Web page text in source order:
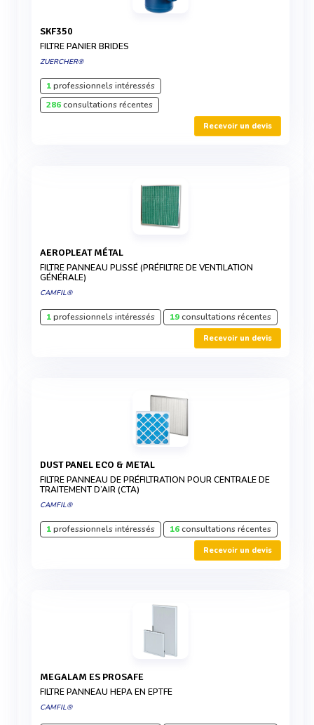
SKF350
FILTRE PANIER BRIDES
ZUERCHER®
1professionnels intéressés
286consultations récentes
Recevoir un devis
AEROPLEAT MÉTAL
FILTRE PANNEAU PLISSÉ (PRÉFILTRE DE VENTILATION
GÉNÉRALE)
CAMFIL®
1professionnels intéressés 19consultations récentes
Recevoir un devis
DUST PANEL ECO & METAL
FILTRE PANNEAU DE PRÉFILTRATION POUR CENTRALE DE
TRAITEMENT D’AIR (CTA)
CAMFIL®
1professionnels intéressés 16consultations récentes
Recevoir un devis
MEGALAM ES PROSAFE
FILTRE PANNEAU HEPA EN EPTFE
CAMFIL®